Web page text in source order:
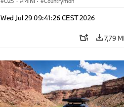
Wed Jul 29 09:41:26 CEST 2026
7,79